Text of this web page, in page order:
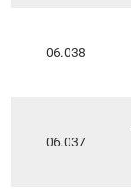
06.038
06.037